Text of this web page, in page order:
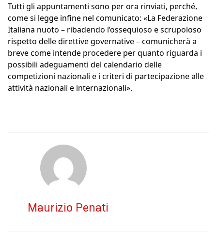
Tutti gli appuntamenti sono per ora rinviati, perché,
come si legge infine nel comunicato: «La Federazione
Italiana nuoto – ribadendo l’ossequioso e scrupoloso
rispetto delle direttive governative – comunicherà a
breve come intende procedere per quanto riguarda i
possibili adeguamenti del calendario delle
competizioni nazionali e i criteri di partecipazione alle
attività nazionali e internazionali».
Maurizio Penati